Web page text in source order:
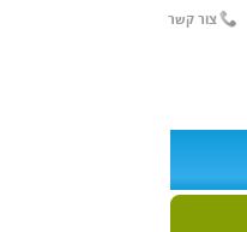
צור קשר